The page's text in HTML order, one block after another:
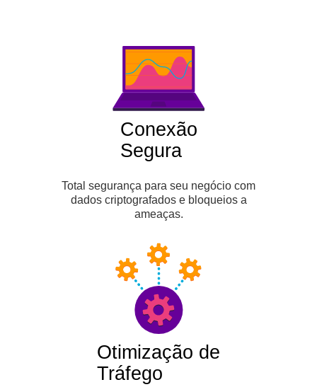
Conexão
Segura
Total segurança para seu negócio com
dados criptografados e bloqueios a
ameaças.
Otimização de
Tráfego